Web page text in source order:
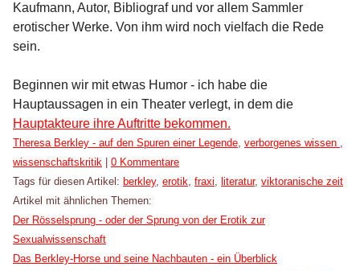
Kaufmann, Autor, Bibliograf und vor allem Sammler
erotischer Werke. Von ihm wird noch vielfach die Rede
sein.
Beginnen wir mit etwas Humor - ich habe die
Hauptaussagen in ein Theater verlegt, in dem die
Hauptakteure ihre Auftritte bekommen.
Kategorien:
Theresa Berkley - auf den Spuren einer Legende, verborgenes wissen ,
wissenschaftskritik
0 Kommentare
Tags für diesen Artikel: berkley, erotik, fraxi, literatur, viktoranische zeit
Artikel mit ähnlichen Themen:
Der Rösselsprung - oder der Sprung von der Erotik zur
Sexualwissenschaft
Das Berkley-Horse und seine Nachbauten - ein Überblick